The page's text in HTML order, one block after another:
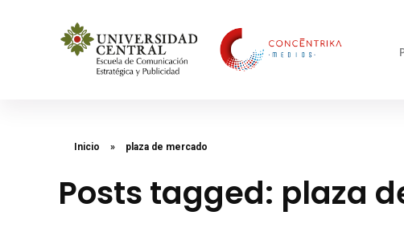
Inicio » plaza de mercado
Posts tagged: plaza